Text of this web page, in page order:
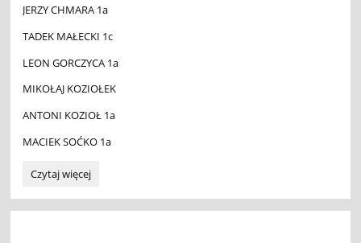
JERZY CHMARA 1a
TADEK MAŁECKI 1c
LEON GORCZYCA 1a
MIKOŁAJ KOZIOŁEK
ANTONI KOZIOŁ 1a
MACIEK SOĆKO 1a
Ogólnopolski
LEON
Czytaj więcej